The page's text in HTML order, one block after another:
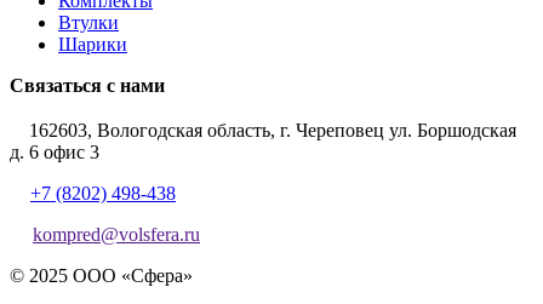
Втулки
Шарики
Связаться с нами
162603, Вологодская область, г. Череповец ул. Боршодская
д. 6 офис 3
+7 (8202) 498-438
kompred@volsfera.ru
© 2025 ООО «Сфера»